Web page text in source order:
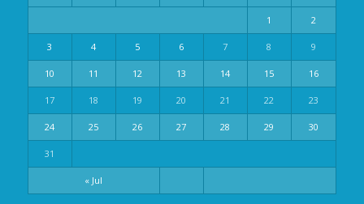
« Jul
1 2
3 4 5 6 7 8 9
10 11 12 13 14 15 16
17 18 19 20 21 22 23
24 25 26 27 28 29 30
31